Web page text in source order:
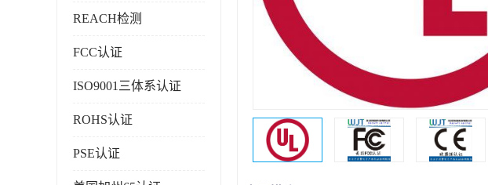
REACH检测
FCC认证
ISO9001三体系认证
ROHS认证
PSE认证